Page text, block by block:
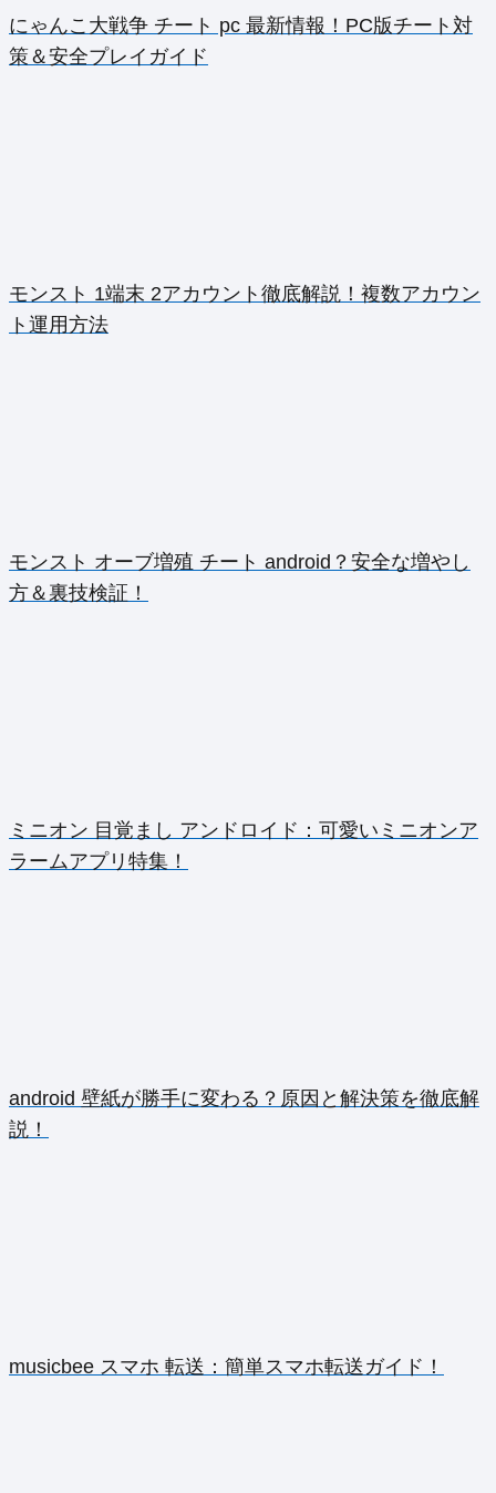
にゃんこ大戦争 チート pc 最新情報！PC版チート対
策＆安全プレイガイド
モンスト 1端末 2アカウント徹底解説！複数アカウン
ト運用方法
モンスト オーブ増殖 チート android？安全な増やし
方＆裏技検証！
ミニオン 目覚まし アンドロイド：可愛いミニオンア
ラームアプリ特集！
android 壁紙が勝手に変わる？原因と解決策を徹底解
説！
musicbee スマホ 転送：簡単スマホ転送ガイド！